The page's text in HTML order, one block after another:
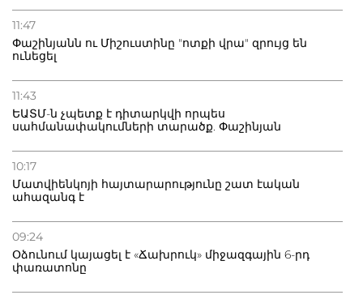
11:47
Փաշինյանն ու Միշուստինը "ոտքի վրա" զրույց են
ունեցել
11:43
ԵԱՏՄ-ն չպետք է դիտարկվի որպես
սահմանափակումների տարածք. Փաշինյան
10:17
Մատվիենկոյի հայտարարությունը շատ էական
ահազանգ է
09:24
Օձունում կայացել է «Ճախրուկ» միջազգային 6-րդ
փառատոնը